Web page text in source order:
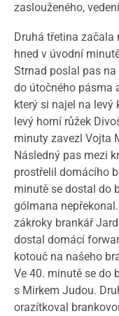
zaslouženého,
Druhá třetina
hned v úvodní
Strnad poslal pas
do útočného pásma
který si najel na levý
levý horní růžek
minuty zavezl Vojta
Následný pas mezi
prostřelil domácího
minutě se dostal do
gólmana
zákroky brankář
dostal domácí
kotouč na našeho
Ve 40. minutě se do
s Mirkem Judou.
orazítkoval